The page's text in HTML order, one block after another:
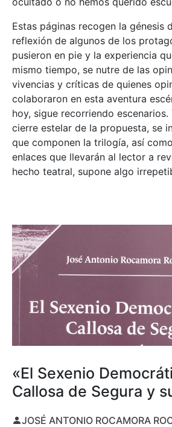
Estas páginas recogen la génesis
reflexión de algunos de los
pusieron en pie y la experiencia
mismo tiempo, se nutre de las
vivencias y críticas de quienes
colaboraron en esta aventura
hoy, sigue recorriendo
cierre estelar de la propuesta, se
que componen la trilogía, así
enlaces que llevarán al lector a
hecho teatral, supone algo
«El Sexenio
Callosa de Segura y
JOSÉ ANTONIO ROCAMORA